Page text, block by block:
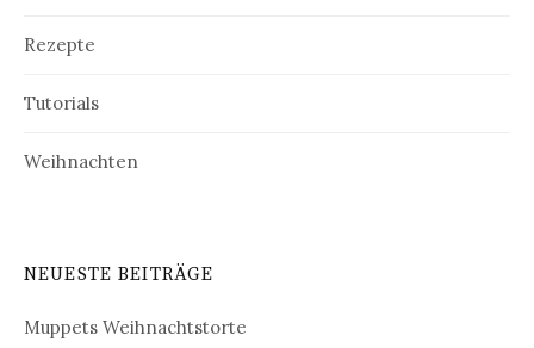
Rezepte
Tutorials
Weihnachten
NEUESTE BEITRÄGE
Muppets Weihnachtstorte